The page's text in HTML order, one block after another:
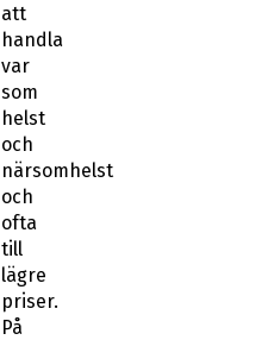
att
handla
var
som
helst
och
närsomhelst
och
ofta
till
lägre
priser.
På